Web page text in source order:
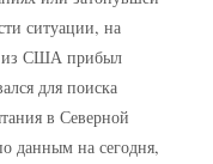
ситуации, на
из США прибыл
для поиска
в Северной
данным на сегодня,